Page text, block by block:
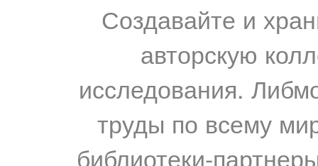
Создавайте и
авторскую
исследования.
труды по всему
библиотеки-